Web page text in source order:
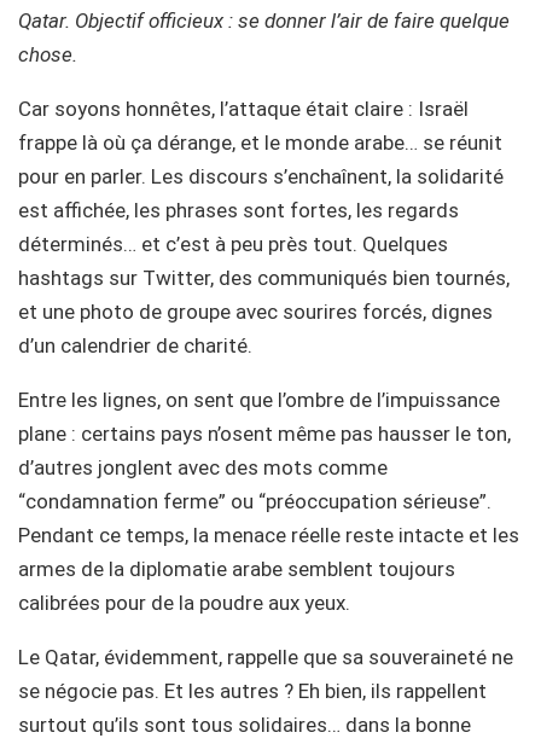
Qatar. Objectif officieux : se donner l’air de faire quelque
chose.
Car soyons honnêtes, l’attaque était claire : Israël
frappe là où ça dérange, et le monde arabe… se réunit
pour en parler. Les discours s’enchaînent, la solidarité
est affichée, les phrases sont fortes, les regards
déterminés… et c’est à peu près tout. Quelques
hashtags sur Twitter, des communiqués bien tournés,
et une photo de groupe avec sourires forcés, dignes
d’un calendrier de charité.
Entre les lignes, on sent que l’ombre de l’impuissance
plane : certains pays n’osent même pas hausser le ton,
d’autres jonglent avec des mots comme
“condamnation ferme” ou “préoccupation sérieuse”.
Pendant ce temps, la menace réelle reste intacte et les
armes de la diplomatie arabe semblent toujours
calibrées pour de la poudre aux yeux.
Le Qatar, évidemment, rappelle que sa souveraineté ne
se négocie pas. Et les autres ? Eh bien, ils rappellent
surtout qu’ils sont tous solidaires… dans la bonne